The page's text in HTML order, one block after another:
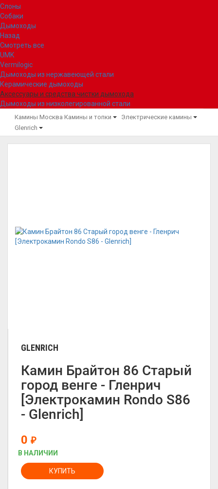
Слоны
Собаки
Дымоходы
Назад
Смотреть все
UMK
Vermilogic
Дымоходы из нержавеющей стали
Керамические дымоходы
Аксессуары и средства чистки дымохода
Дымоходы из низколегированной стали
Камины Москва Камины и топки
Электрические камины
Glenrich
GLENRICH
Камин Брайтон 86 Старый
город венге - Гленрич
[Электрокамин Rondo S86
- Glenrich]
0 ₽
В НАЛИЧИИ
КУПИТЬ